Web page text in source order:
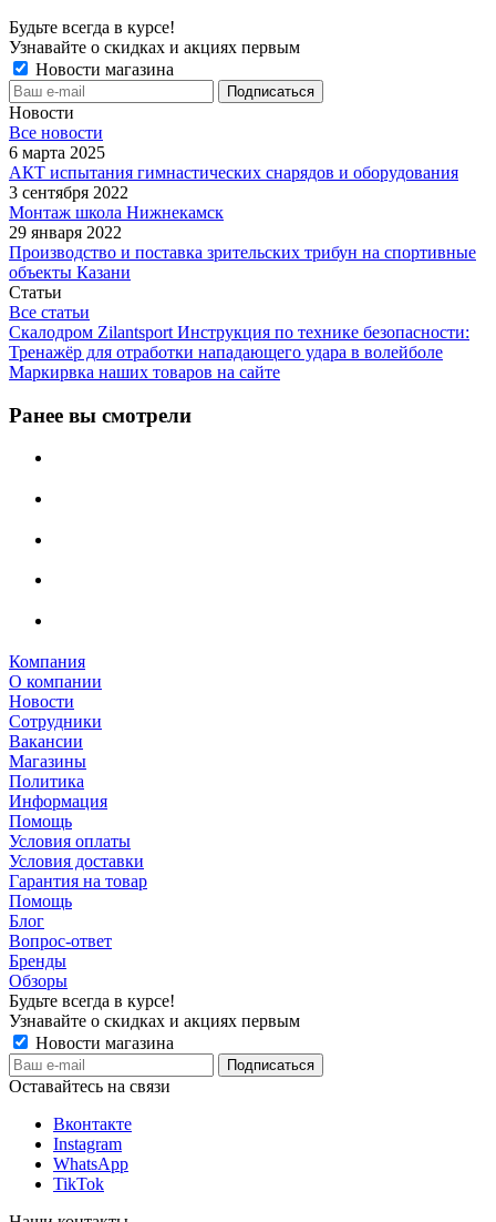
Будьте всегда в курсе!
Узнавайте о скидках и акциях первым
Новости магазина
Новости
Все новости
6 марта 2025
АКТ испытания гимнастических снарядов и оборудования
3 сентября 2022
Монтаж школа Нижнекамск
29 января 2022
Производство и поставка зрительских трибун на спортивные
объекты Казани
Статьи
Все статьи
Скалодром Zilantsport Инструкция по технике безопасности:
Тренажёр для отработки нападающего удара в волейболе
Маркирвка наших товаров на сайте
Ранее вы смотрели
Компания
О компании
Новости
Сотрудники
Вакансии
Магазины
Политика
Информация
Помощь
Условия оплаты
Условия доставки
Гарантия на товар
Помощь
Блог
Вопрос-ответ
Бренды
Обзоры
Будьте всегда в курсе!
Узнавайте о скидках и акциях первым
Новости магазина
Оставайтесь на связи
Вконтакте
Instagram
WhatsApp
TikTok